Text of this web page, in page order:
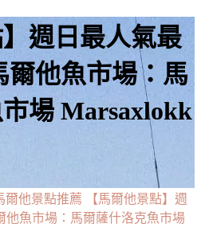
】週日最人氣最
爾他魚市場：馬
場 Marsaxlokk
爾他景點推薦
【馬爾他景點】週
他魚市場：馬爾薩什洛克魚市場